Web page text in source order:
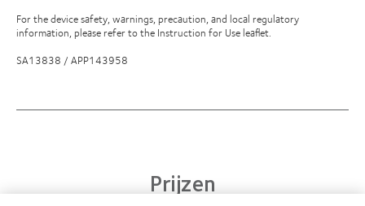
For the device safety, warnings, precaution, and local regulatory
information, please refer to the Instruction for Use leaflet.
SA13838 / APP143958
Prijzen